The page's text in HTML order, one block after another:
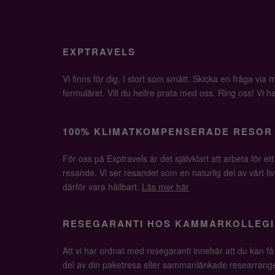
EXPTRAVELS
Vi finns för dig. I stort som smått. Skicka en fråga via
formuläret. Vill du hellre prata med oss. Ring oss! Vi
100% KLIMATKOMPENSERADE RESOR
För oss på Exptravels är det självklart att arbeta för
resande. Vi ser resandet som en naturlig del av vårt
därför vara hållbart. Läs mer här
RESEGARANTI HOS
Att vi har ordnat med resegaranti innebär att du kan
del av din paketresa eller sammanlänkade